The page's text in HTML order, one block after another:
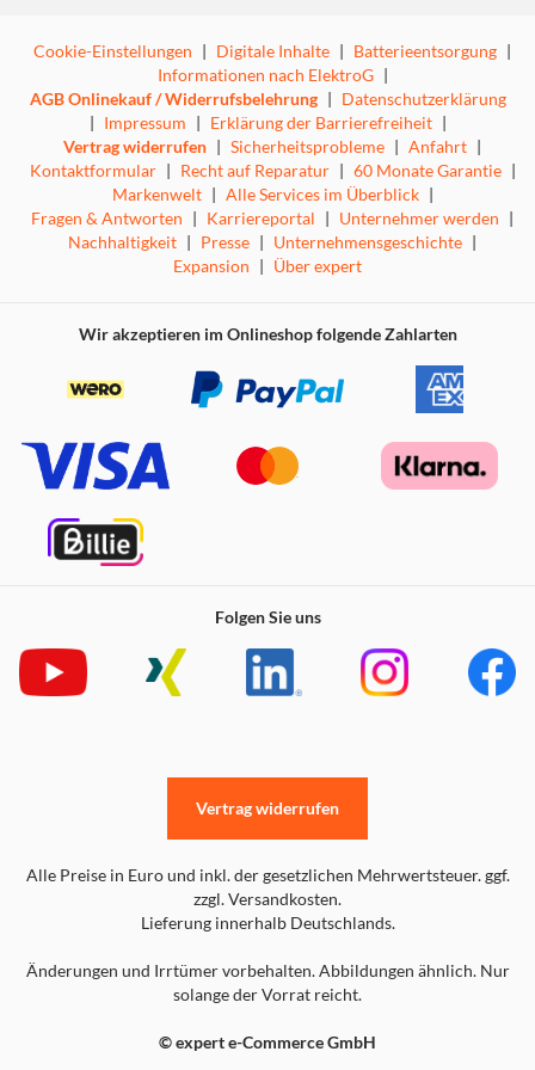
Cookie-Einstellungen | Digitale Inhalte | Batterieentsorgung |
Informationen nach ElektroG |
AGB Onlinekauf / Widerrufsbelehrung | Datenschutzerklärung
| Impressum | Erklärung der Barrierefreiheit |
Vertrag widerrufen | Sicherheitsprobleme | Anfahrt |
Kontaktformular | Recht auf Reparatur | 60 Monate Garantie |
Markenwelt | Alle Services im Überblick |
Fragen & Antworten | Karriereportal | Unternehmer werden |
Nachhaltigkeit | Presse | Unternehmensgeschichte |
Expansion | Über expert
Wir akzeptieren im Onlineshop folgende Zahlarten
Folgen Sie uns
Alle Preise in Euro und inkl. der gesetzlichen Mehrwertsteuer. ggf.
zzgl. Versandkosten.
Lieferung innerhalb Deutschlands.
Änderungen und Irrtümer vorbehalten. Abbildungen ähnlich. Nur
solange der Vorrat reicht.
© expert e-Commerce GmbH
Vertrag widerrufen